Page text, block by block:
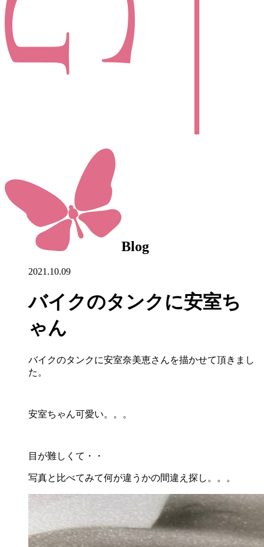
Blog
2021.10.09
バイクのタンクに安室ち
ゃん
バイクのタンクに安室奈美恵さんを描かせて頂きまし
た。
安室ちゃん可愛い。。。
目が難しくて・・
写真と比べてみて何が違うかの間違え探し。。。